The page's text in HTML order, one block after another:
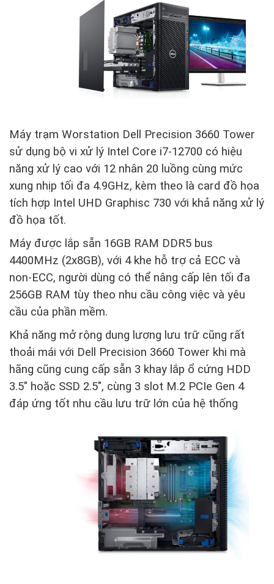
Máy trạm Worstation Dell Precision 3660 Tower
sử dụng bộ vi xử lý Intel Core i7-12700 có hiệu
năng xử lý cao với 12 nhân 20 luồng cùng mức
xung nhịp tối đa 4.9GHz, kèm theo là card đồ họa
tích hợp Intel UHD Graphisc 730 với khả năng xử lý
đồ họa tốt.
Máy được lắp sẵn 16GB RAM DDR5 bus
4400MHz (2x8GB), với 4 khe hỗ trợ cả ECC và
non-ECC, người dùng có thể nâng cấp lên tối đa
256GB RAM tùy theo nhu cầu công việc và yêu
cầu của phần mềm.
Khả năng mở rộng dung lượng lưu trữ cũng rất
thoải mái với Dell Precision 3660 Tower khi mà
hãng cũng cung cấp sẵn 3 khay lắp ổ cứng HDD
3.5" hoặc SSD 2.5", cùng 3 slot M.2 PCIe Gen 4
đáp ứng tốt nhu cầu lưu trữ lớn của hệ thống